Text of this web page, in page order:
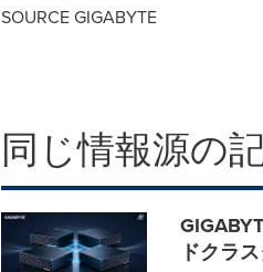
SOURCE GIGABYTE
同じ情報源の
ドクラ